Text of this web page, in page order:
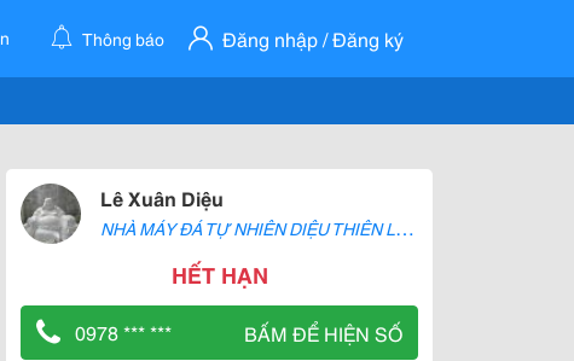
Thông báo Đăng nhập / Đăng ký
Lê Xuân Diệu
N
HÀ MÁY ĐÁ TỰ NHIÊN DIỆU THIÊN LONG
HẾT HẠN
0978 *** *** BẤM ĐỂ HIỆN SỐ